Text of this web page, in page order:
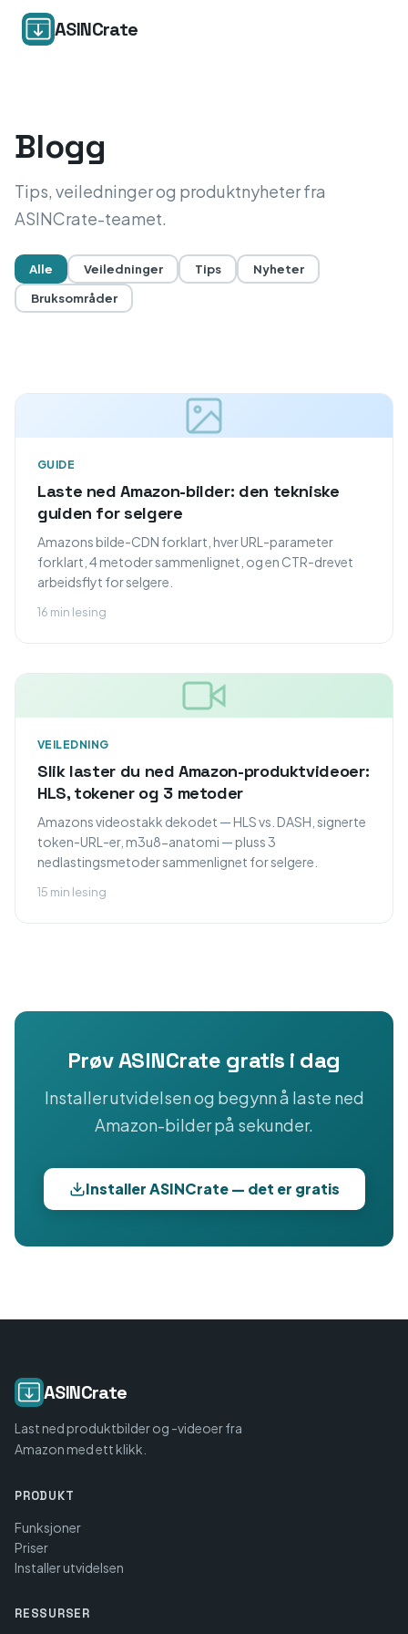
ASINCrate
Blogg
Tips, veiledninger og produktnyheter fra
ASINCrate-teamet.
Alle Veiledninger Tips
Nyheter
Bruksområder
GUIDE
Laste ned Amazon-bilder: den tekniske
guiden for selgere
Amazons bilde-CDN forklart, hver URL-parameter
forklart, 4 metoder sammenlignet, og en CTR-drevet
arbeidsflyt for selgere.
16 min lesing
VEILEDNING
Slik laster du ned Amazon-produktvideoer:
HLS, tokener og 3 metoder
Amazons videostakk dekodet — HLS vs. DASH, signerte
token-URL-er, m3u8-anatomi — pluss 3
nedlastingsmetoder sammenlignet for selgere.
15 min lesing
Prøv ASINCrate gratis i dag
Installer utvidelsen og begynn å laste ned
Amazon-bilder på sekunder.
Installer ASINCrate — det er gratis
ASINCrate
Last ned produktbilder og -videoer fra
Amazon med ett klikk.
PRODUKT
Funksjoner
Priser
Installer utvidelsen
RESSURSER